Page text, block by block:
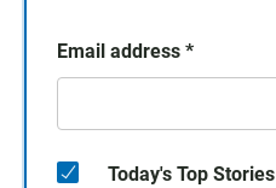
Email address *
Today's Top Stories